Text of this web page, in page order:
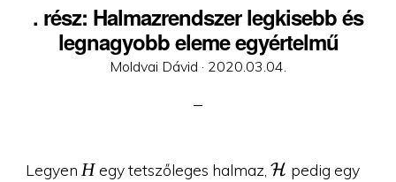
. rész: Halmazrendszer legkisebb és
legnagyobb eleme egyértelmű
Moldvai Dávid · Posted
2020.03.04.
Legyen H
H egy tetszőleges halmaz,\mathcal{H}
H pedig egy